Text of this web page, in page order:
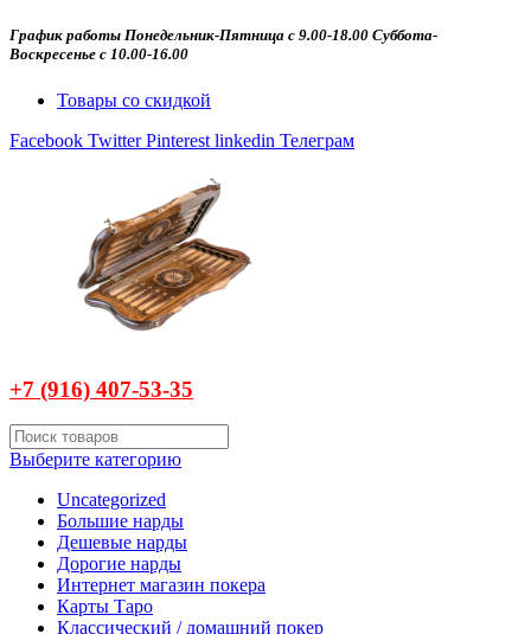
График работы Понедельник-Пятница с 9.00-18.00 Суббота-
Воскресенье с 10.00-16.00
Товары со скидкой
Facebook Twitter Pinterest linkedin Телеграм
+7 (916) 407-53-35
Выберите категорию
Uncategorized
Большие нарды
Дешевые нарды
Дорогие нарды
Интернет магазин покера
Карты Таро
Классический / домашний покер